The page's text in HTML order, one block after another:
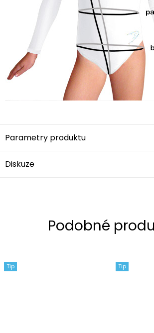
Parametry produktu
Diskuze
Tip Tip